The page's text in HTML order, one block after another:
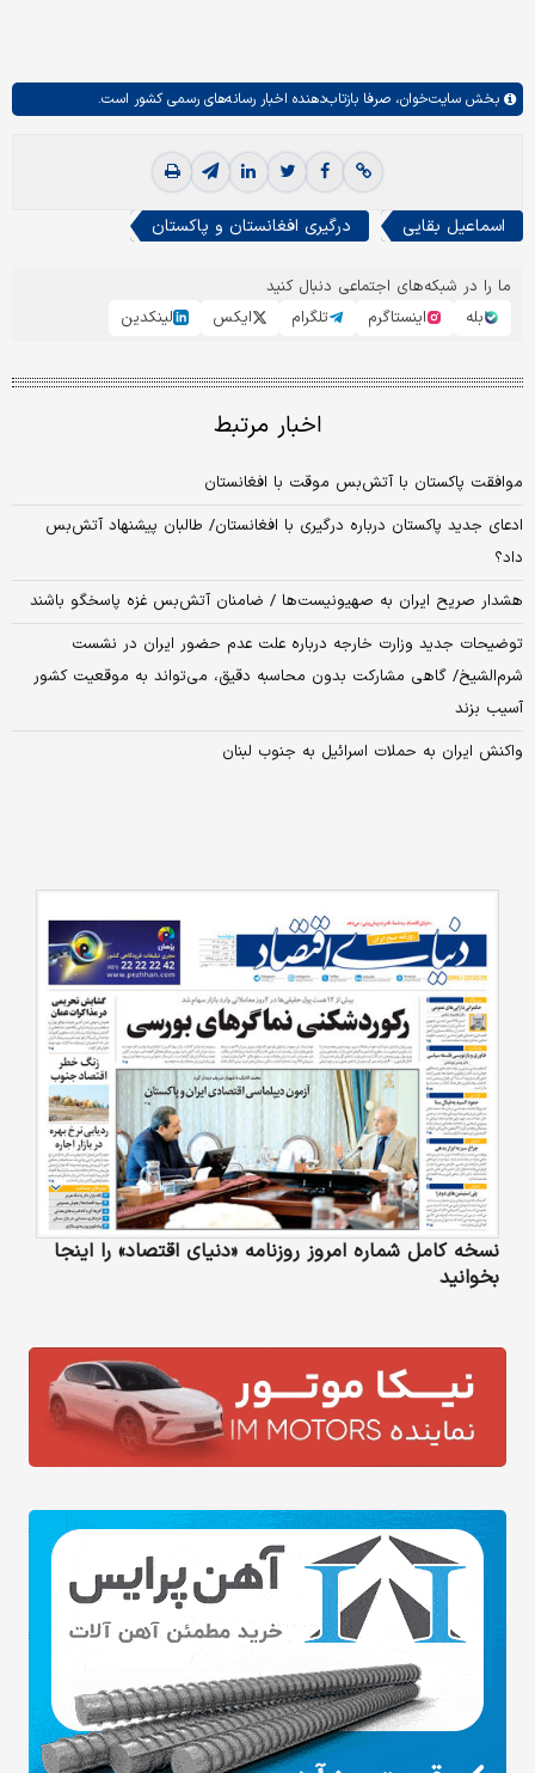
بخش سایت‌خوان، صرفا بازتاب‌دهنده اخبار رسانه‌های رسمی کشور است.
اسماعیل بقایی درگیری افغانستان و پاکستان
ما را در شبکه‌های اجتماعی دنبال کنید
بله
اینستاگرم تلگرام ایکس لینکدین
اخبار مرتبط
موافقت پاکستان با آتش‌بس موقت با افغانستان
ادعای جدید پاکستان درباره درگیری با افغانستان/ طالبان پیشنهاد آتش‌بس
داد؟
هشدار صریح ایران به صهیونیست‌ها / ضامنان آتش‌بس غزه پاسخگو باشند
توضیحات جدید وزارت خارجه درباره علت عدم حضور ایران در نشست
شرم‌الشیخ/ گاهی مشارکت بدون محاسبه دقیق، می‌تواند به موقعیت کشور
آسیب بزند
واکنش ایران به حملات اسرائیل به جنوب لبنان
نسخه کامل شماره امروز روزنامه «دنیای‌ اقتصاد» را اینجا
بخوانید